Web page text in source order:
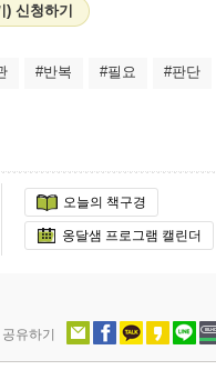
) 신청하기
#반복 #필요 #판단
오늘의 책구경
옹달샘 프로그램 캘린더
유하기